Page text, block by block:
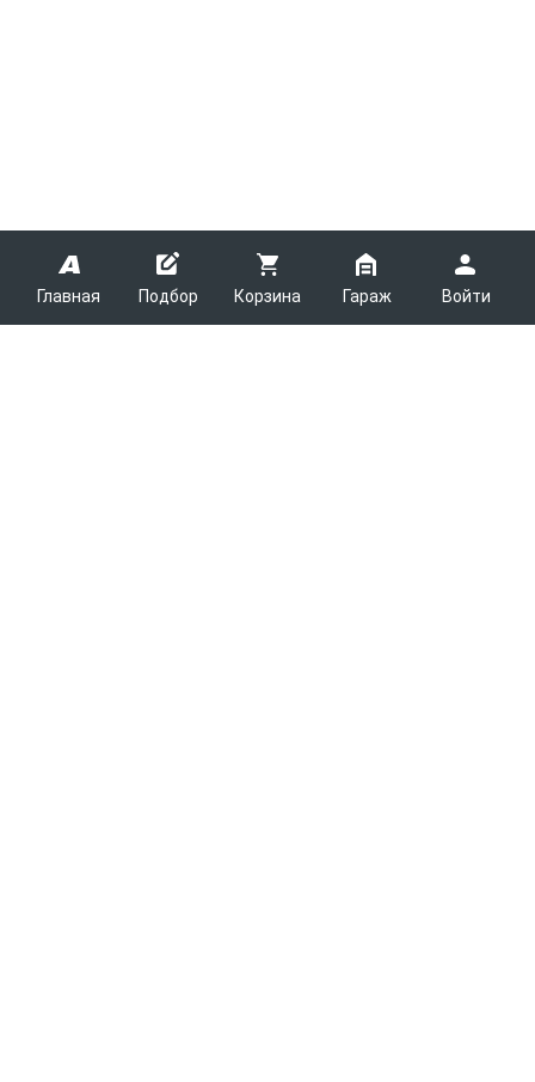
Главная Подбор Корзина Гараж Войти